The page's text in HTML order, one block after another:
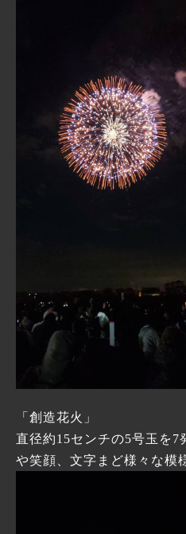
「創造花火」
直径約15センチの5号玉を7
や笑顔、文字まど様々な模